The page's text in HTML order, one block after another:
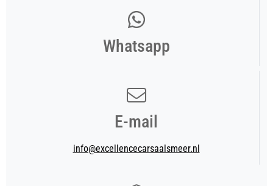
Whatsapp
E-mail
info@excellencecarsaalsmeer.nl